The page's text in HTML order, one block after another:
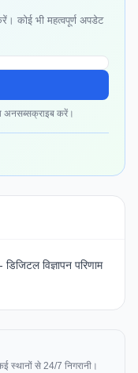
कोई भी महत्वपूर्ण अपडेट
अनसब्सक्राइब करें।
विज्ञापन परिणाम
स्थानों से 24/7 निगरानी।